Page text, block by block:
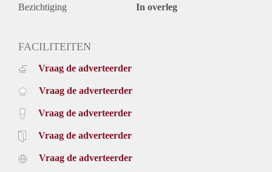
studenten omdat er 2 studio's vrijkomen in deze woning.
Bezichtiging In overleg
FACILITEITEN
Vraag de adverteerder
Vraag de adverteerder
Vraag de adverteerder
Vraag de adverteerder
Vraag de adverteerder